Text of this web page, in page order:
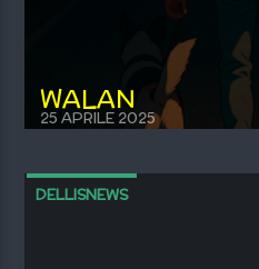
WALAN
25 APRILE 2025
DELLISNEWS